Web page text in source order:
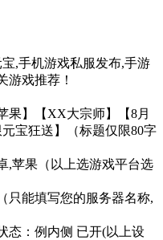
,手机游戏私服发布,手游
游戏推荐！
果】【XX大宗师】【8月
宝狂送】（标题仅限80字
果（以上选游戏平台选
能填写您的服务器名称,
：例内侧 已开(以上设